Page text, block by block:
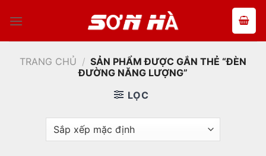
qua
TRANG CHỦ / SẢN PHẨM ĐƯỢC GẮN THẺ “ĐÈN
ĐƯỜNG NĂNG LƯỢNG”
LỌC